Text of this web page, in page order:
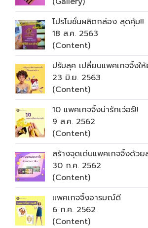
โปรโมชั่นผลิตกล่อง สุดคุ้ม!!
18 ส.ค. 2563
(Content)
ปรับลุค เปลี่ยนแพคเกจจิ้งใ
23 มิ.ย. 2563
(Content)
10 แพคเกจจิ้งน่ารักเว่อร์!!
9 ส.ค. 2562
(Content)
สร้างจุดเด่นแพคเกจจิ้งด้ว
30 ก.ค. 2562
(Content)
แพคเกจจิ้งอารมณ์ดี
6 ก.ค. 2562
(Content)